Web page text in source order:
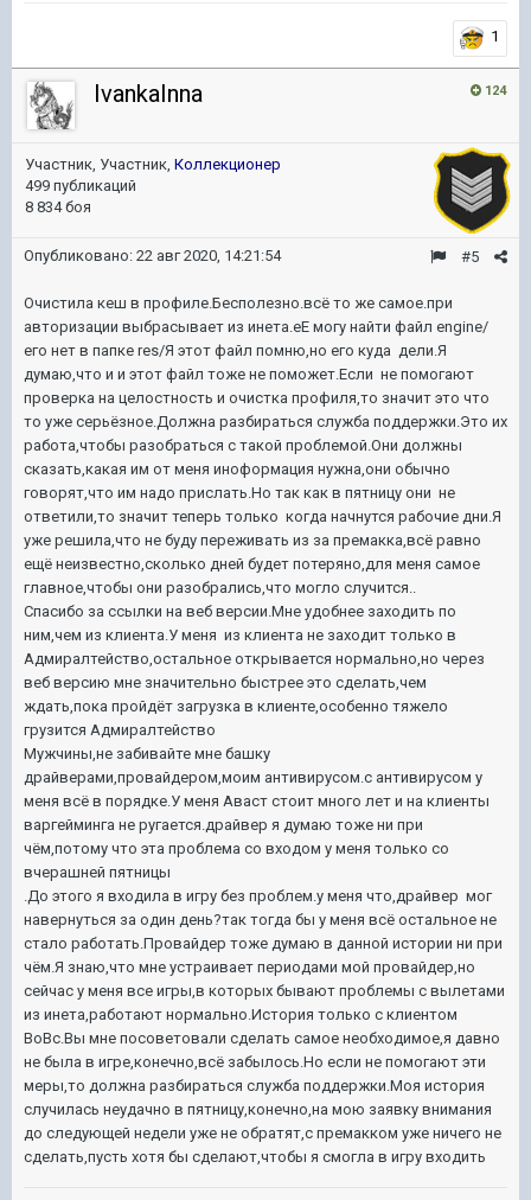
1
124
IvankaInna
Участник, Участник, Коллекционер
499 публикаций
8 834 боя
#5
Опубликовано: 22 авг 2020, 14:21:54
Очистила кеш в профиле.Бесполезно.всё то же самое.при
авторизации выбрасывает из инета.еЕ могу найти файл engine/
его нет в папке res/Я этот файл помню,но его куда дели.Я
думаю,что и и этот файл тоже не поможет.Если не помогают
проверка на целостность и очистка профиля,то значит это что
то уже серьёзное.Должна разбираться служба поддержки.Это их
работа,чтобы разобраться с такой проблемой.Они должны
сказать,какая им от меня иноформация нужна,они обычно
говорят,что им надо прислать.Но так как в пятницу они не
ответили,то значит теперь только когда начнутся рабочие дни.Я
уже решила,что не буду переживать из за премакка,всё равно
ещё неизвестно,сколько дней будет потеряно,для меня самое
главное,чтобы они разобрались,что могло случится..
Спасибо за ссылки на веб версии.Мне удобнее заходить по
ним,чем из клиента.У меня из клиента не заходит только в
Адмиралтейство,остальное открывается нормально,но через
веб версию мне значительно быстрее это сделать,чем
ждать,пока пройдёт загрузка в клиенте,особенно тяжело
грузится Адмиралтейство
Мужчины,не забивайте мне башку
драйверами,провайдером,моим антивирусом.с антивирусом у
меня всё в порядке.У меня Аваст стоит много лет и на клиенты
варгейминга не ругается.драйвер я думаю тоже ни при
чём,потому что эта проблема со входом у меня только со
вчерашней пятницы
.До этого я входила в игру без проблем.у меня что,драйвер мог
навернуться за один день?так тогда бы у меня всё остальное не
стало работать.Провайдер тоже думаю в данной истории ни при
чём.Я знаю,что мне устраивает периодами мой провайдер,но
сейчас у меня все игры,в которых бывают проблемы с вылетами
из инета,работают нормально.История только с клиентом
ВоВс.Вы мне посоветовали сделать самое необходимое,я давно
не была в игре,конечно,всё забылось.Но если не помогают эти
меры,то должна разбираться служба поддержки.Моя история
случилась неудачно в пятницу,конечно,на мою заявку внимания
до следующей недели уже не обратят,с премакком уже ничего не
сделать,пусть хотя бы сделают,чтобы я смогла в игру входить